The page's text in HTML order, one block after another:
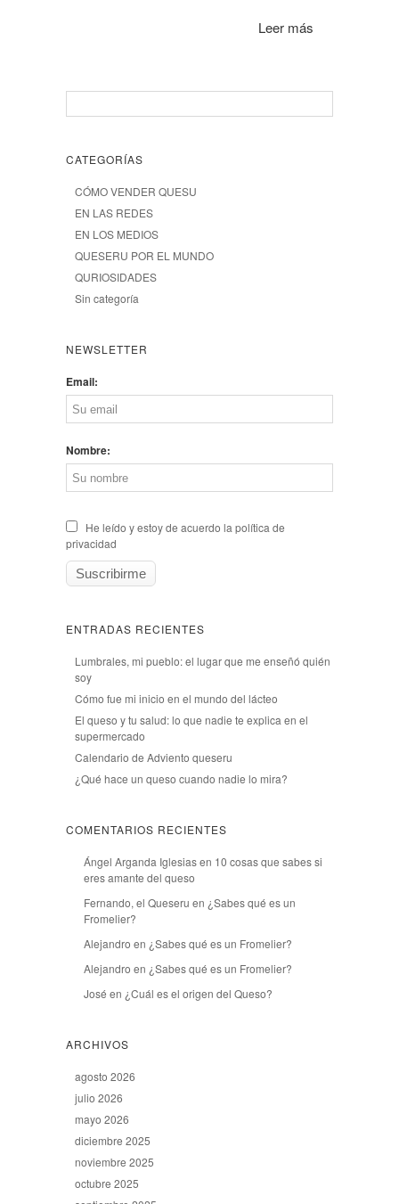
Leer más
CATEGORÍAS
CÓMO VENDER QUESU
EN LAS REDES
EN LOS MEDIOS
QUESERU POR EL MUNDO
QURIOSIDADES
Sin categoría
NEWSLETTER
Email:
Nombre:
He leído y estoy de acuerdo la política de
privacidad
ENTRADAS RECIENTES
Lumbrales, mi pueblo: el lugar que me enseñó quién
soy
Cómo fue mi inicio en el mundo del lácteo
El queso y tu salud: lo que nadie te explica en el
supermercado
Calendario de Adviento queseru
¿Qué hace un queso cuando nadie lo mira?
COMENTARIOS RECIENTES
Ángel Arganda Iglesiasen 10 cosas que sabes si
eres amante del queso
Fernando, el Queseru en ¿Sabes qué es un
Fromelier?
Alejandro en ¿Sabes qué es un Fromelier?
Alejandro en ¿Sabes qué es un Fromelier?
José en ¿Cuál es el origen del Queso?
ARCHIVOS
agosto 2026
julio 2026
mayo 2026
diciembre 2025
noviembre 2025
octubre 2025